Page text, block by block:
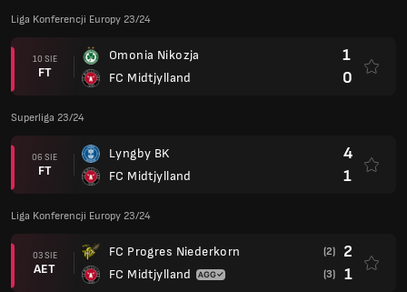
Liga Konferencji Europy 23/24
10 SIE
FT
Omonia Nikozja
FC Midtjylland
1
0
Superliga 23/24
06 SIE
FT
Lyngby BK
FC Midtjylland
4
1
Liga Konferencji Europy 23/24
03 SIE
AET
FC Progres Niederkorn
FC Midtjylland
(2) 2
(3) 1